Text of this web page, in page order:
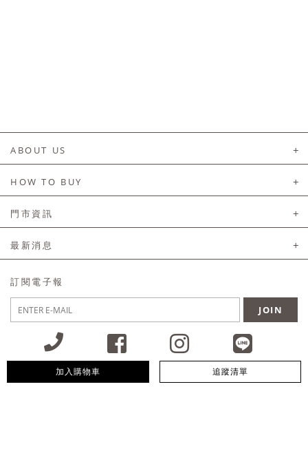
加入購物車 追蹤清單
ABOUT US
HOW TO BUY
如何購買
會員常見問題
訂單常見問題
商品售後服務
電子發票
國外會員服務
門市資訊
門市資訊
最新消息
訂閱電子報
JOIN
09:30~12:00 13:00~18:30 / Mon - Fri(例假日除外)